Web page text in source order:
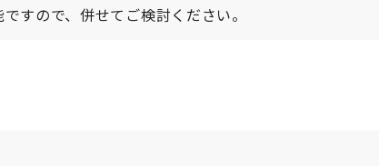
すので、併せてご検討ください。